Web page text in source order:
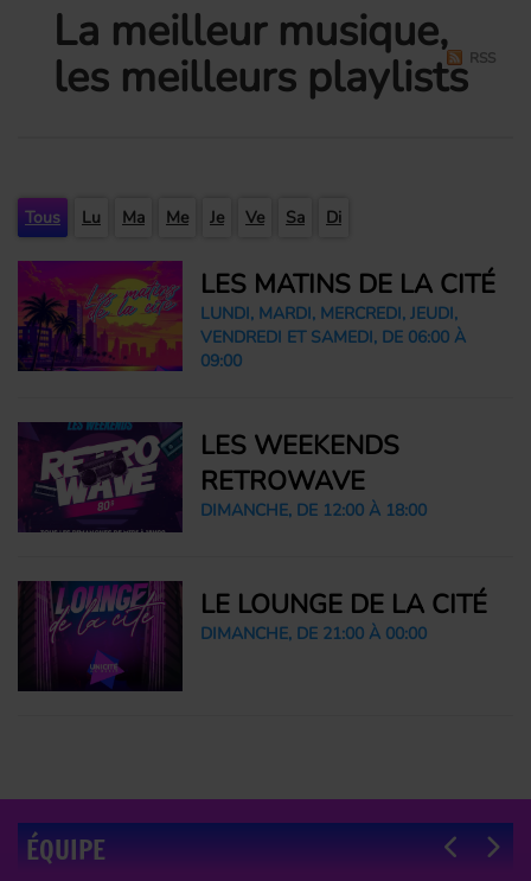
La meilleur musique,
les meilleurs playlistsRSS
Tous Lu Ma Me Je Ve Sa Di
LES MATINS DE LA CITÉ
LUNDI, MARDI, MERCREDI, JEUDI,
VENDREDI ET SAMEDI, DE 06:00 À
09:00
LES WEEKENDS
RETROWAVE
DIMANCHE, DE 12:00 À 18:00
LE LOUNGE DE LA CITÉ
DIMANCHE, DE 21:00 À 00:00
ÉQUIPE